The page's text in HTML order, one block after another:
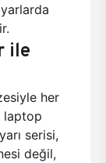
ile
her
laptop
serisi,
değil,